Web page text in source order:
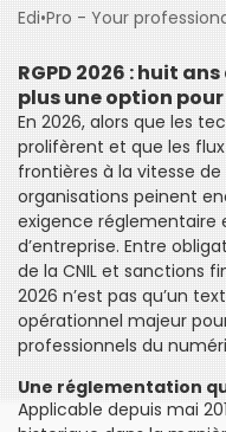
Edi•Pro - Your
RGPD 2026 : huit
plus une option
En 2026, alors que les
prolifèrent et que les
frontières à la vitesse
organisations peinent
exigence réglementaire
d’entreprise. Entre
de la CNIL et sanctions
2026 n’est pas qu’un
opérationnel majeur
professionnels du
Une réglementation
Applicable depuis mai